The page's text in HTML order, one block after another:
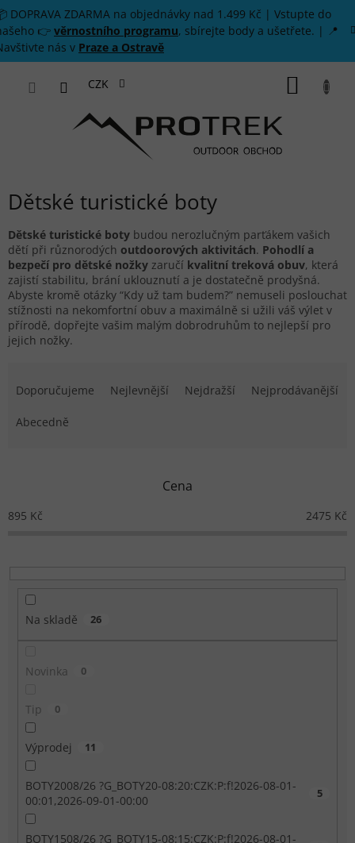
Přejít na obsah
DOPRAVA ZDARMA na objednávky nad 1.499 Kč | Vstupte do
👉 věrnostního programu, sbírejte body a ušetřete. | 📍
nás v Praze a Ostravě
CZK
Dětské turistické boty
Dětské turistické boty budou nerozlučným parťákem vašich
dětí při různorodých outdoorových aktivitách. Pohodlí a
bezpečí pro dětské nožky zaručí kvalitní treková obuv, která
zajistí stabilitu, brání uklouznutí a je dostatečně prodyšná.
Abyste kromě otázky “Kdy už tam budem?” nemuseli poslouchat
stížnosti na nekomfortní obuv a maximálně si užili váš výlet v
přírodě, dopřejte vašim malým dobrodruhům to nejlepší pro
jejich nožky.
Doporučujeme Nejlevnější Nejdražší Nejprodávanější
Abecedně
Cena
895 Kč 2475 Kč
Na skladě 26
Novinka 0
Tip 0
Výprodej 11
BOTY2008/26 ?G_BOTY20-08:20:CZK:P:f!2026-08-01-
00:01,2026-09-01-00:00
5
BOTY1508/26 ?G_BOTY15-08:15:CZK:P:f!2026-08-01-